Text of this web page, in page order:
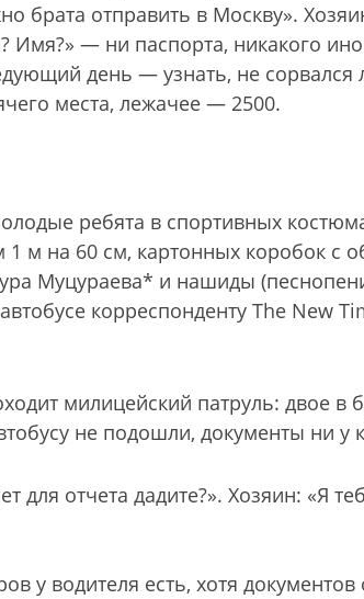
брата отправить в Москву».
Имя?» — ни паспорта, никакого
день — узнать, не сорвался
места, лежачее — 2500.
ребята в спортивных
м на 60 см, картонных коробок с
Муцураева* и нашиды
корреспонденту The New
милицейский патруль: двое в
не подошли, документы ни у
для отчета дадите?». Хозяин: «Я
у водителя есть, хотя